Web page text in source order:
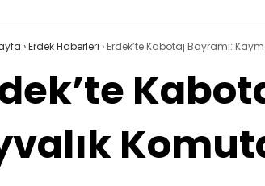
›Erdek Haberleri › Erdek’te Kabotaj Bayramı: